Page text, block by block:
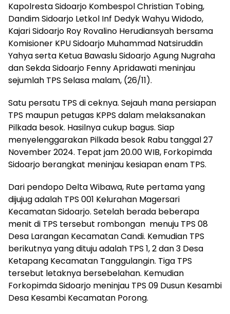
Kapolresta Sidoarjo Kombespol Christian Tobing,
Dandim Sidoarjo Letkol Inf Dedyk Wahyu Widodo,
Kajari Sidoarjo Roy Rovalino Herudiansyah bersama
Komisioner KPU Sidoarjo Muhammad Natsiruddin
Yahya serta Ketua Bawaslu Sidoarjo Agung Nugraha
dan Sekda Sidoarjo Fenny Apridawati meninjau
sejumlah TPS Selasa malam, (26/11).
Satu persatu TPS di ceknya. Sejauh mana persiapan
TPS maupun petugas KPPS dalam melaksanakan
Pilkada besok. Hasilnya cukup bagus. Siap
menyelenggarakan Pilkada besok Rabu tanggal 27
November 2024. Tepat jam 20.00 WIB, Forkopimda
Sidoarjo berangkat meninjau kesiapan enam TPS.
Dari pendopo Delta Wibawa, Rute pertama yang
dijujug adalah TPS 001 Kelurahan Magersari
Kecamatan Sidoarjo. Setelah berada beberapa
menit di TPS tersebut rombongan menuju TPS 08
Desa Larangan Kecamatan Candi. Kemudian TPS
berikutnya yang dituju adalah TPS 1, 2 dan 3 Desa
Ketapang Kecamatan Tanggulangin. Tiga TPS
tersebut letaknya bersebelahan. Kemudian
Forkopimda Sidoarjo meninjau TPS 09 Dusun Kesambi
Desa Kesambi Kecamatan Porong.